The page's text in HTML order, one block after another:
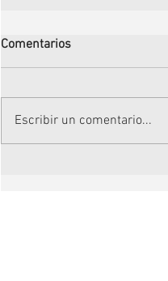
Comentarios
Escribir un comentario...